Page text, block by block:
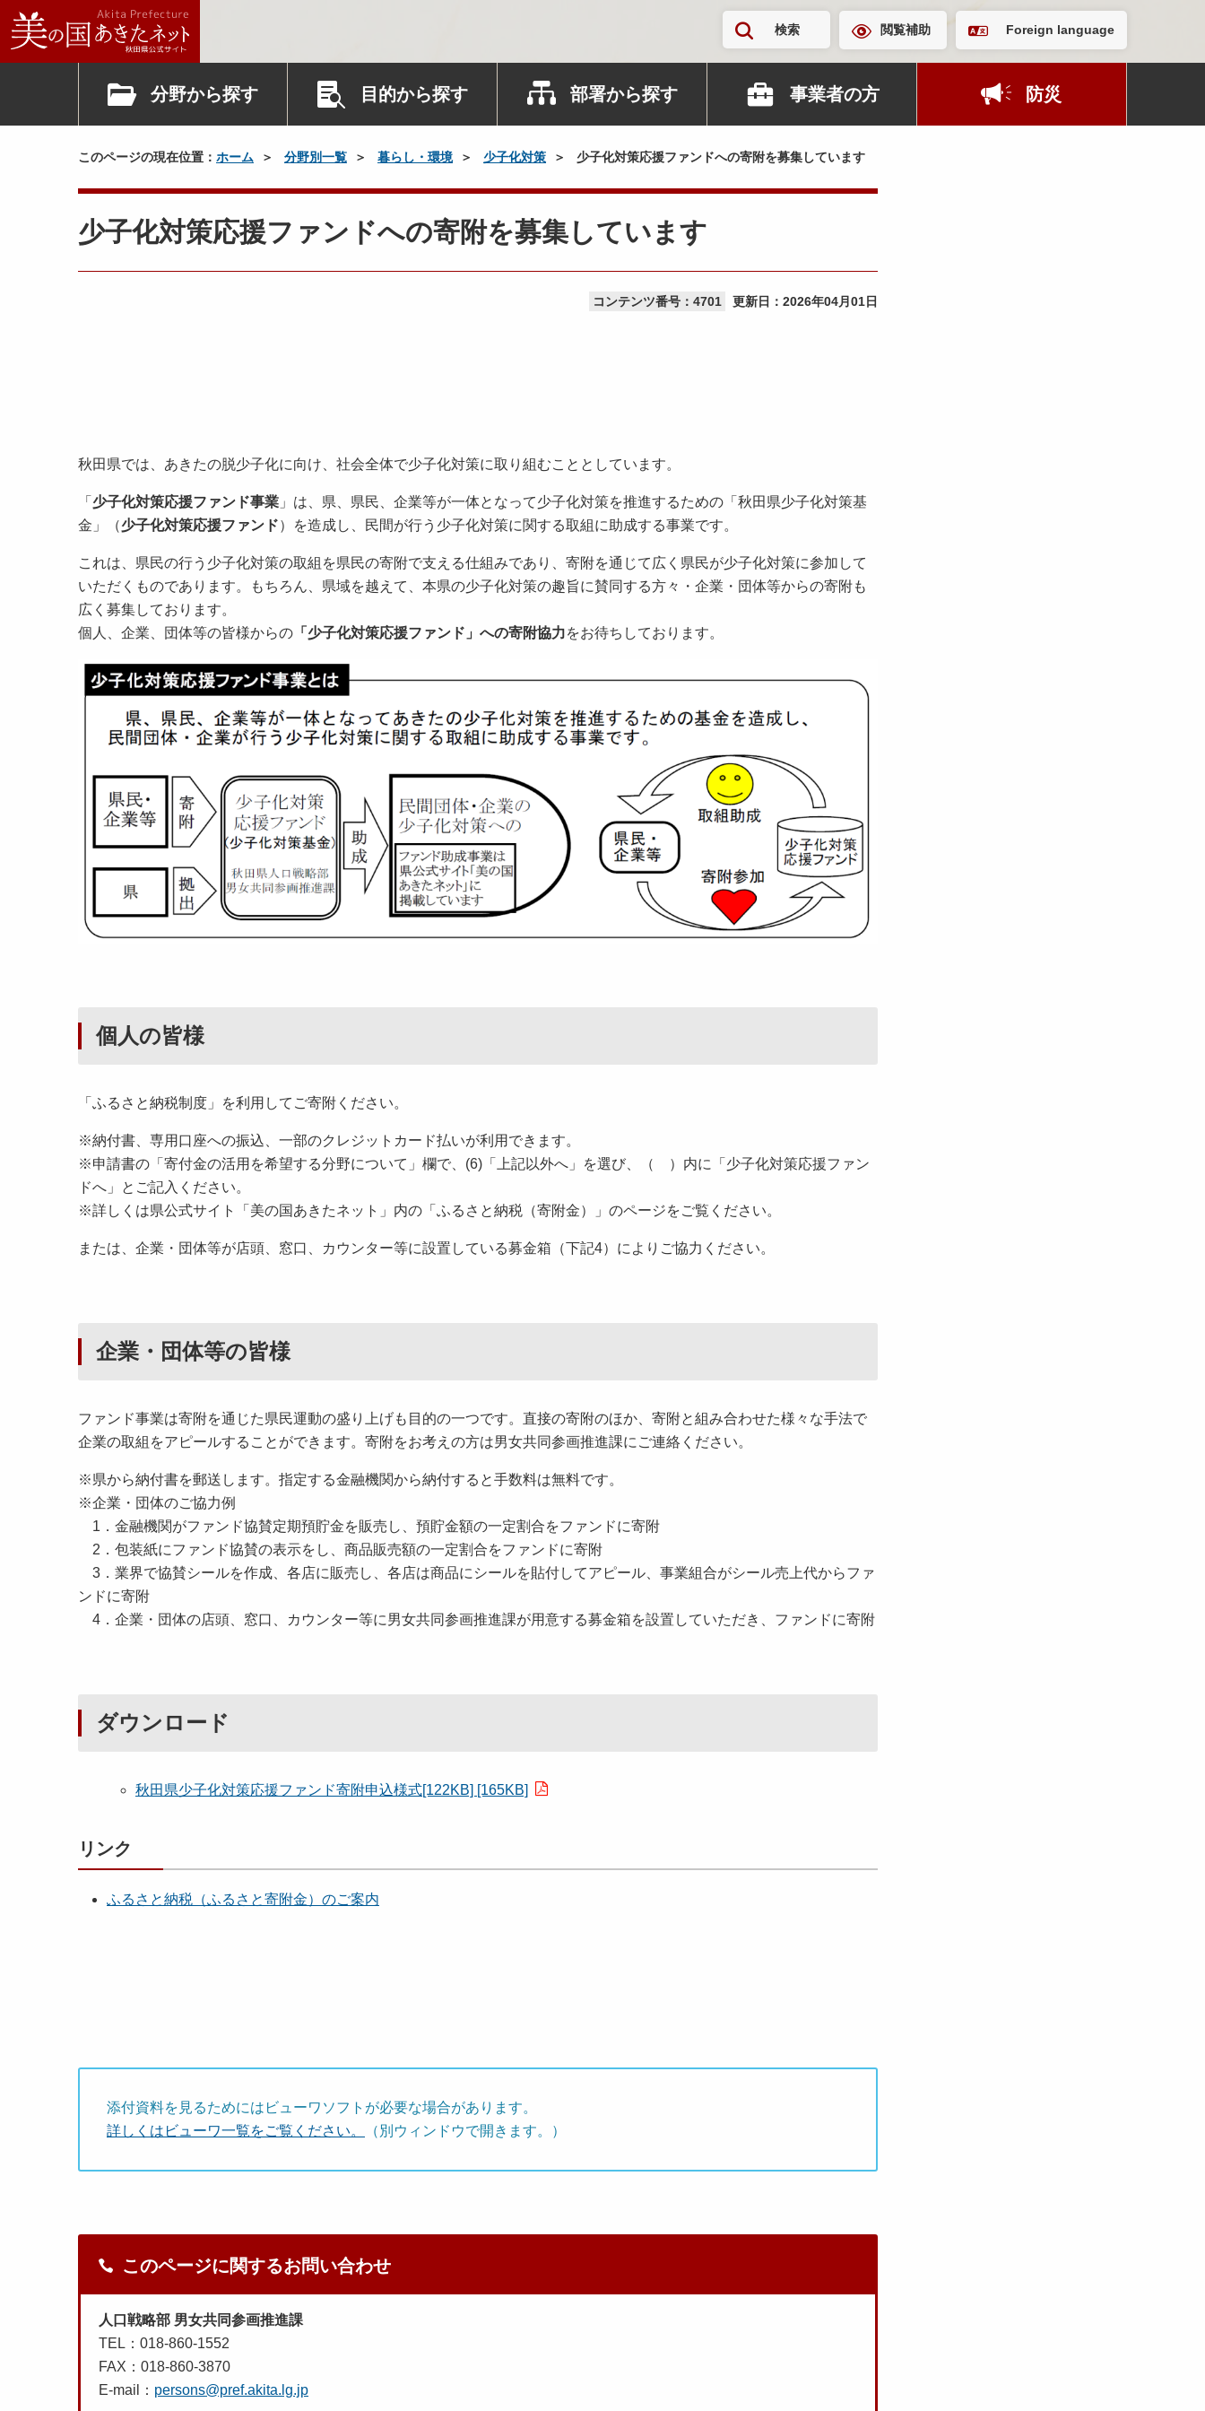
検索 閲覧補助 Foreign language
分野から探す 目的から探す 部署から探す 事業者の方 防災
このページの現在位置： ホーム 分野別一覧 暮らし・環境 少子化対策 少子化対策応援ファンドへの寄附を募集しています
少子化対策応援ファンドへの寄附を募集しています
コンテンツ番号：4701 更新日： 2026年04月01日
秋田県では、あきたの脱少子化に向け、社会全体で少子化対策に取り組むこととしています。
「 少子化対策応援ファンド事業 」は、県、県民、企業等が一体となって少子化対策を推進するための「秋田県少子化対策基
金」（少子化対策応援ファンド）を造成し、民間が行う少子化対策に関する取組に助成する事業です。
これは、県民の行う少子化対策の取組を県民の寄附で支える仕組みであり、寄附を通じて広く県民が少子化対策に参加して
いただくものであります。もちろん、県域を越えて、本県の少子化対策の趣旨に賛同する方々・企業・団体等からの寄附も
広く募集しております。
個人、企業、団体等の皆様からの 「少子化対策応援ファンド」への寄附協力をお待ちしております。
個人の皆様
「ふるさと納税制度」を利用してご寄附ください。
※納付書、専用口座への振込、一部のクレジットカード払いが利用できます。
※申請書の「寄付金の活用を希望する分野について」欄で、(6)「上記以外へ」を選び、（ ）内に「少子化対策応援ファン
ドへ」とご記入ください。
※詳しくは県公式サイト「美の国あきたネット」内の「ふるさと納税（寄附金）」のページをご覧ください。
または、企業・団体等が店頭、窓口、カウンター等に設置している募金箱（下記4）によりご協力ください。
企業・団体等の皆様
ファンド事業は寄附を通じた県民運動の盛り上げも目的の一つです。直接の寄附のほか、寄附と組み合わせた様々な手法で
企業の取組をアピールすることができます。寄附をお考えの方は男女共同参画推進課にご連絡ください。
※県から納付書を郵送します。指定する金融機関から納付すると手数料は無料です。
※企業・団体のご協力例
1．金融機関がファンド協賛定期預貯金を販売し、預貯金額の一定割合をファンドに寄附
2．包装紙にファンド協賛の表示をし、商品販売額の一定割合をファンドに寄附
3．業界で協賛シールを作成、各店に販売し、各店は商品にシールを貼付してアピール、事業組合がシール売上代からファ
ンドに寄附
4．企業・団体の店頭、窓口、カウンター等に男女共同参画推進課が用意する募金箱を設置していただき、ファンドに寄附
ダウンロード
秋田県少子化対策応援ファンド寄附申込様式[122KB] [165KB]
リンク
ふるさと納税（ふるさと寄附金）のご案内
添付資料を見るためにはビューワソフトが必要な場合があります。
詳しくはビューワ一覧をご覧ください。
（別ウィンドウで開きます。）
このページに関するお問い合わせ
人口戦略部 男女共同参画推進課
TEL：018-860-1552
FAX：018-860-3870
E-mail： persons@pref.akita.lg.jp